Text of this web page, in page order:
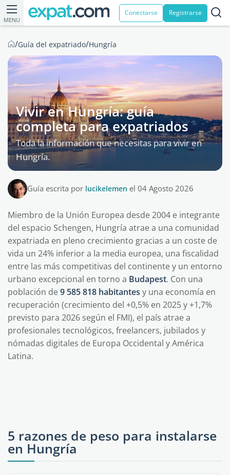
MENU
Conectarse Registrarse
/Guía del expatriado/Hungría
Vivir en Hungría: guía
completa para expatriados
Toda la información que necesitas para vivir en
Hungría.
Guía escrita por lucikelemen el 04 Agosto 2026
Miembro de la Unión Europea desde 2004 e integrante
del espacio Schengen, Hungría atrae a una comunidad
expatriada en pleno crecimiento gracias a un coste de
vida un 24% inferior a la media europea, una fiscalidad
entre las más competitivas del continente y un entorno
urbano excepcional en torno a Budapest. Con una
población de9 585 818 habitantes y una economía en
recuperación (crecimiento del +0,5% en 2025 y +1,7%
previsto para 2026 según el FMI), el país atrae a
profesionales tecnológicos, freelancers, jubilados y
nómadas digitales de Europa Occidental y América
Latina.
5 razones de peso para instalarse
en Hungría